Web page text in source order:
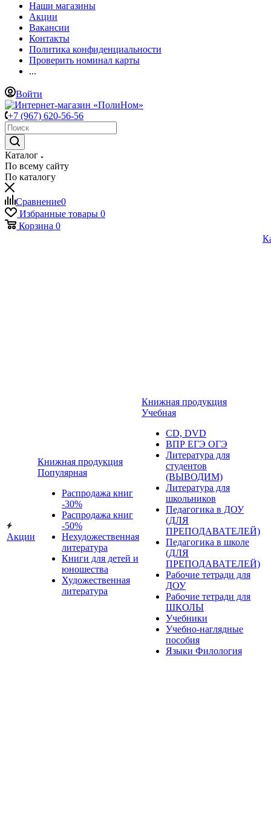
Наши магазины
Акции
Вакансии
Контакты
Политика конфиденциальности
Проверить номинал карты
...
Войти
+7 (967) 620-56-56
Каталог
По всему сайту
По каталогу
Сравнение0
Избранные товары 0
Корзина 0
Акции
Книжная продукция
Популярная
Распродажа книг
-30%
Распродажа книг
-50%
Нехудожественная
литература
Книги для детей и
юношества
Художественная
литература
Книжная продукция
Учебная
CD, DVD
ВПР ЕГЭ ОГЭ
Литература для
студентов
(ВЫВОДИМ)
Литература для
школьников
Педагогика в ДОУ
(ДЛЯ
ПРЕПОДАВАТЕЛЕЙ)
Педагогика в школе
(ДЛЯ
ПРЕПОДАВАТЕЛЕЙ)
Рабочие тетради для
ДОУ
Рабочие тетради для
ШКОЛЫ
Учебники
Учебно-наглядные
пособия
Языки Филология